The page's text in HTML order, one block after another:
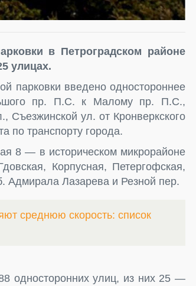
в Петроградском районе
улицах.
парковки введено одностороннее
пр. П.С. к Малому пр. П.С.,
Съезжинской ул. от Кронверкского
по транспорту города.
8 — в историческом микрорайоне
Корпусная, Петергофская,
Адмирала Лазарева и Резной пер.
среднюю скорость: список
односторонних улиц, из них 25 —